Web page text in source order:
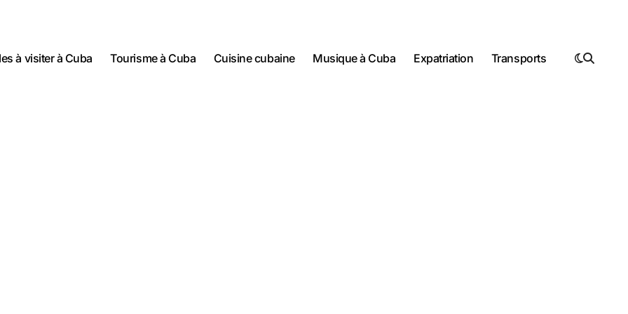
à visiter à Cuba
Tourisme à Cuba Cuisine cubaine Musique à Cuba Expatriation Transports